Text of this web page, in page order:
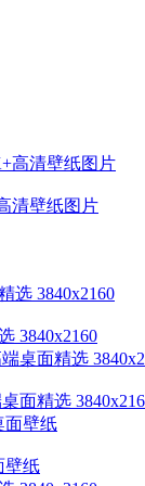
清壁纸图片
3840x2160
面精选
壁纸